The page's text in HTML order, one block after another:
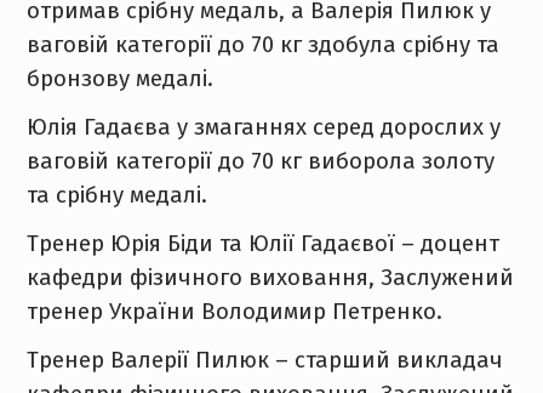
отримав срібну медаль, а Валерія Пилюк у
ваговій категорії до 70 кг здобула срібну та
бронзову медалі.
Юлія Гадаєва у змаганнях серед дорослих у
ваговій категорії до 70 кг виборола золоту
та срібну медалі.
Тренер Юрія Біди та Юлії Гадаєвої – доцент
кафедри фізичного виховання, Заслужений
тренер України Володимир Петренко.
Тренер Валерії Пилюк – старший викладач